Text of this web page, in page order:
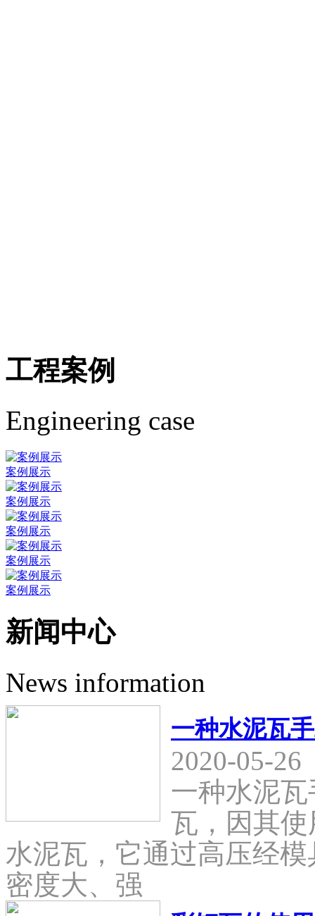
工程案例
Engineering case
案例展示
案例展示
案例展示
案例展示
案例展示
新闻中心
News information
一种水泥瓦
2020-05-26
一种水泥
瓦，因其
水泥瓦，它通过高压经
密度大、强